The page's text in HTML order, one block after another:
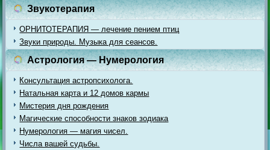
Звукотерапия
ОРНИТОТЕРАПИЯ — лечение пением птиц
Звуки природы. Музыка для сеансов.
Астрология — Нумерология
Консультация астропсихолога.
Натальная карта и 12 домов кармы
Мистерия дня рождения
Магические способности знаков зодиака
Нумерология — магия чисел.
Числа вашей судьбы.